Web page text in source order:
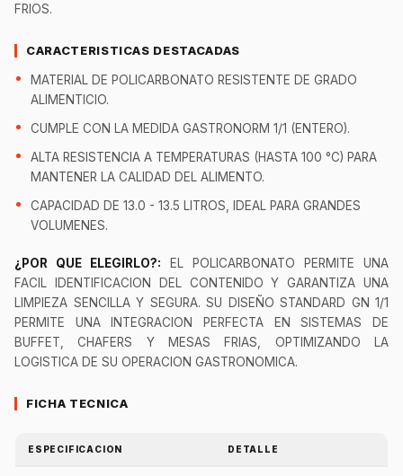
FRIOS.
CARACTERISTICAS DESTACADAS
MATERIAL DE POLICARBONATO RESISTENTE DE GRADO
ALIMENTICIO.
CUMPLE CON LA MEDIDA GASTRONORM 1/1 (ENTERO).
ALTA RESISTENCIA A TEMPERATURAS (HASTA 100 °C) PARA
MANTENER LA CALIDAD DEL ALIMENTO.
CAPACIDAD DE 13.0 - 13.5 LITROS, IDEAL PARA GRANDES
VOLUMENES.
¿POR QUE ELEGIRLO?: EL POLICARBONATO PERMITE UNA
FACIL IDENTIFICACION DEL CONTENIDO Y GARANTIZA UNA
LIMPIEZA SENCILLA Y SEGURA. SU DISEÑO STANDARD GN 1/1
PERMITE UNA INTEGRACION PERFECTA EN SISTEMAS DE
BUFFET, CHAFERS Y MESAS FRIAS, OPTIMIZANDO LA
LOGISTICA DE SU OPERACION GASTRONOMICA.
FICHA TECNICA
ESPECIFICACION DETALLE